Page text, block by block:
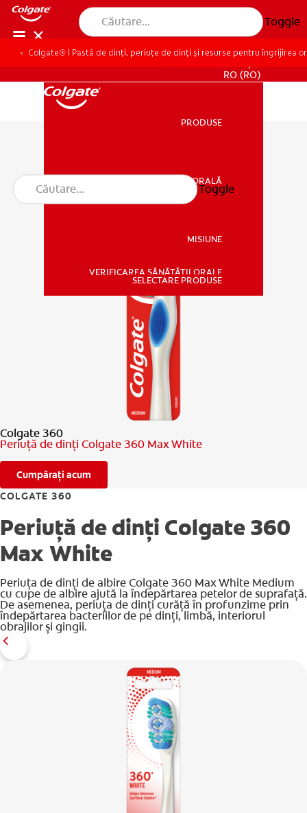
Toggle
SĂNĂTATE ORALĂ
VERIFICAREA SĂNĂTĂȚII ORALE
PENTRU SPECIALIȘTI
RO (RO)
PRODUSE
SĂNĂTATE ORALĂ
MISIUNE
VERIFICAREA SĂNĂTĂȚII ORALE
SELECTARE PRODUSE
Toggle
Colgate® | Pastă de dinți, periuțe de dinți și resurse pentru îngrijirea
Colgate 360
Periuță de dinți Colgate 360 Max White
Cumpărați acum
COLGATE 360
Periuță de dinți Colgate 360
Max White
Periuța de dinți de albire Colgate 360 Max White Medium
cu cupe de albire ajută la îndepărtarea petelor de suprafață.
De asemenea, periuța de dinți curăță în profunzime prin
îndepărtarea bacteriilor de pe dinți, limbă, interiorul
obrajilor și gingii.